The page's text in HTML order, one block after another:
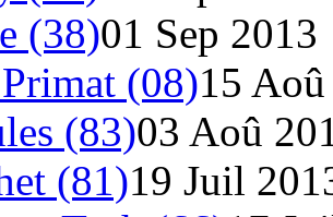
(38)01 Sep 2013
(08)15
(83)03 Aoû
(81)19 Juil